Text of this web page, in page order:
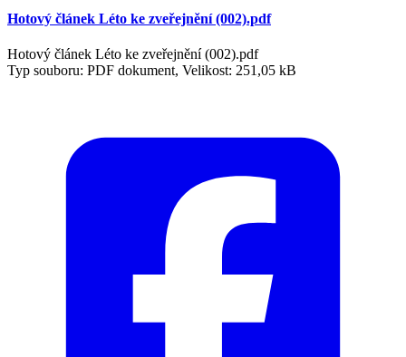
Hotový článek Léto ke zveřejnění (002).pdf
Hotový článek Léto ke zveřejnění (002).pdf
Typ souboru: PDF dokument, Velikost: 251,05 kB